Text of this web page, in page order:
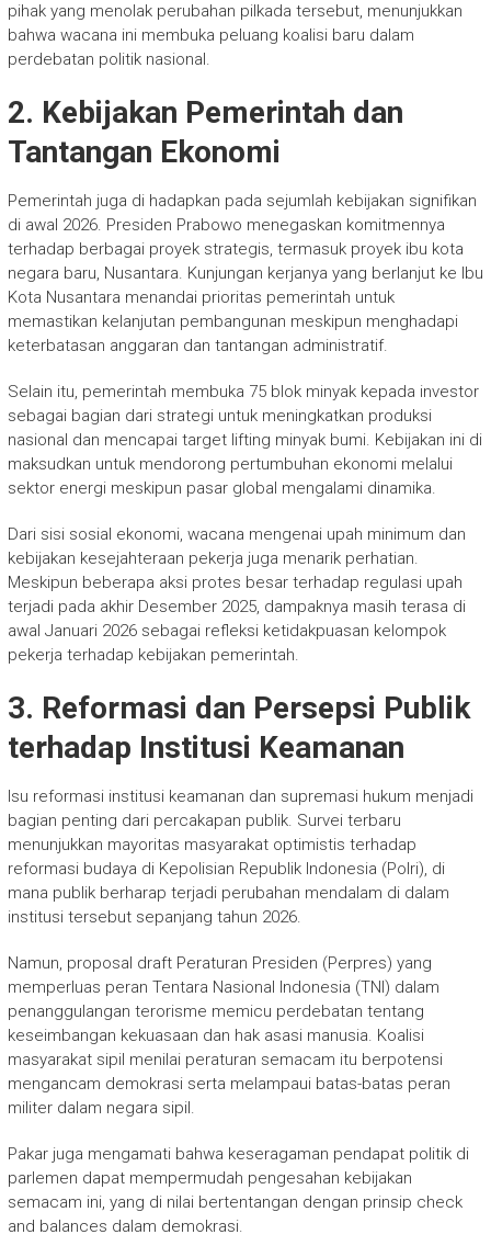
pihak yang menolak perubahan pilkada tersebut, menunjukkan
bahwa wacana ini membuka peluang koalisi baru dalam
perdebatan politik nasional.
2. Kebijakan Pemerintah dan
Tantangan Ekonomi
Pemerintah juga di hadapkan pada sejumlah kebijakan signifikan
di awal 2026. Presiden Prabowo menegaskan komitmennya
terhadap berbagai proyek strategis, termasuk proyek ibu kota
negara baru, Nusantara. Kunjungan kerjanya yang berlanjut ke Ibu
Kota Nusantara menandai prioritas pemerintah untuk
memastikan kelanjutan pembangunan meskipun menghadapi
keterbatasan anggaran dan tantangan administratif.
Selain itu, pemerintah membuka 75 blok minyak kepada investor
sebagai bagian dari strategi untuk meningkatkan produksi
nasional dan mencapai target lifting minyak bumi. Kebijakan ini di
maksudkan untuk mendorong pertumbuhan ekonomi melalui
sektor energi meskipun pasar global mengalami dinamika.
Dari sisi sosial ekonomi, wacana mengenai upah minimum dan
kebijakan kesejahteraan pekerja juga menarik perhatian.
Meskipun beberapa aksi protes besar terhadap regulasi upah
terjadi pada akhir Desember 2025, dampaknya masih terasa di
awal Januari 2026 sebagai refleksi ketidakpuasan kelompok
pekerja terhadap kebijakan pemerintah.
3. Reformasi dan Persepsi Publik
terhadap Institusi Keamanan
Isu reformasi institusi keamanan dan supremasi hukum menjadi
bagian penting dari percakapan publik. Survei terbaru
menunjukkan mayoritas masyarakat optimistis terhadap
reformasi budaya di Kepolisian Republik Indonesia (Polri), di
mana publik berharap terjadi perubahan mendalam di dalam
institusi tersebut sepanjang tahun 2026.
Namun, proposal draft Peraturan Presiden (Perpres) yang
memperluas peran Tentara Nasional Indonesia (TNI) dalam
penanggulangan terorisme memicu perdebatan tentang
keseimbangan kekuasaan dan hak asasi manusia. Koalisi
masyarakat sipil menilai peraturan semacam itu berpotensi
mengancam demokrasi serta melampaui batas-batas peran
militer dalam negara sipil.
Pakar juga mengamati bahwa keseragaman pendapat politik di
parlemen dapat mempermudah pengesahan kebijakan
semacam ini, yang di nilai bertentangan dengan prinsip check
and balances dalam demokrasi.